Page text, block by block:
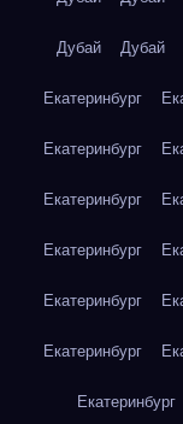
Дубай Дубай
Екатеринбург
Екатеринбург
Екатеринбург
Екатеринбург
Екатеринбург
Екатеринбург
Екатеринбург